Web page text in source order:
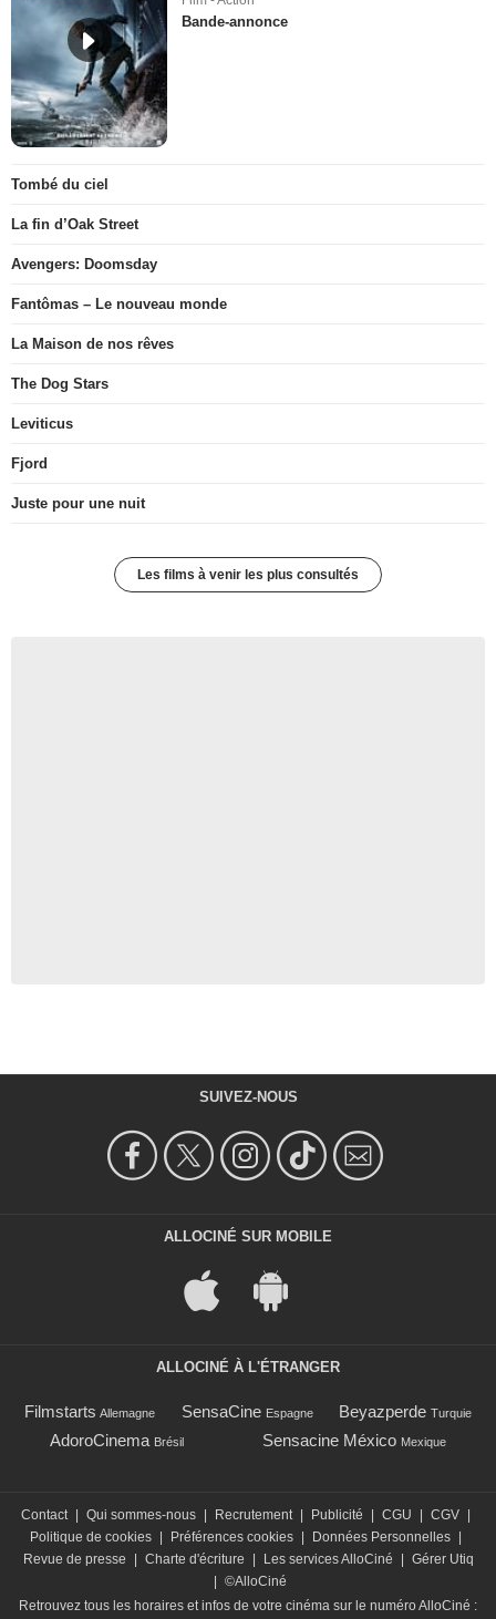
Bande-annonce
Tombé du ciel
La fin d’Oak Street
Avengers: Doomsday
Fantômas – Le nouveau monde
La Maison de nos rêves
The Dog Stars
Leviticus
Fjord
Juste pour une nuit
Les films à venir les plus consultés
SUIVEZ-NOUS
ALLOCINÉ SUR MOBILE
ALLOCINÉ À L'ÉTRANGER
Filmstarts Allemagne SensaCine Espagne Beyazperde Turquie
AdoroCinema Brésil Sensacine México Mexique
Contact Qui sommes-nous Recrutement Publicité CGU CGV
Politique de cookies
Préférences cookies Données Personnelles
Revue de presse
Charte d'écriture Les services AlloCiné
Gérer Utiq
©AlloCiné
Retrouvez tous les horaires et infos de votre cinéma sur le numéro AlloCiné :